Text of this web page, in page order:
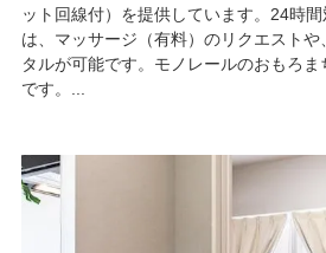
ット回線付）を提供しています。24時
は、マッサージ（有料）のリクエスト
タルが可能です。モノレールのおもろ
です。...